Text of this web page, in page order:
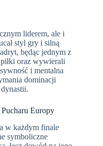
liderem, ale i
styl gry i silną
będąc jednym z
oraz wywierali
i mentalna
dominacji
Europy
w każdym finale
symboliczne